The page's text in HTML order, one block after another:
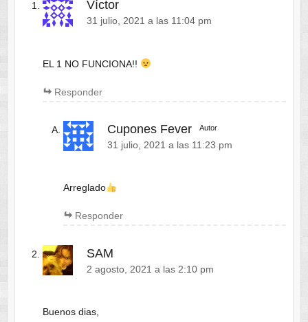
Víctor
31 julio, 2021 a las 11:04 pm
EL 1 NO FUNCIONA!!
Responder
Cupones Fever Autor
31 julio, 2021 a las 11:23 pm
Arreglado
Responder
SAM
2 agosto, 2021 a las 2:10 pm
Buenos dias,